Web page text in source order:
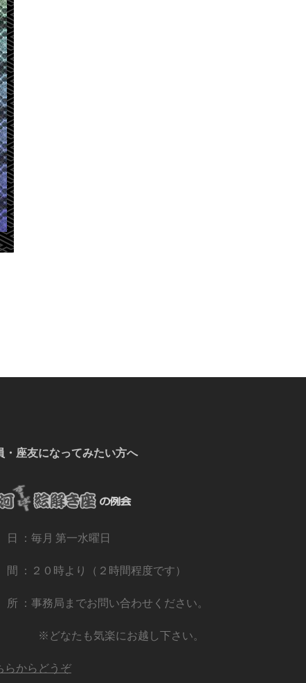
・座友になってみたい方へ
：毎月 第一水曜日
：２０時より（２時間程度です）
：事務局までお問い合わせください。
なたも気楽にお越し下さい。
らからどうぞ